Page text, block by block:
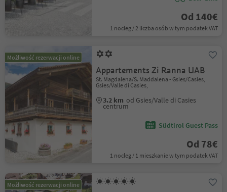
Od 140€
1 nocleg / 2 liczba osób w tym podatek VAT
Możliwość rezerwacji online
Appartements Zi Ranna UAB
St. Magdalena/S. Maddalena - Gsies/Casies,
Gsies/Valle di Casies,
3.2 km od Gsies/Valle di Casies
centrum
Südtirol Guest Pass
Od 78€
1 nocleg / 1 mieszkanie w tym podatek VAT
Możliwość rezerwacji online